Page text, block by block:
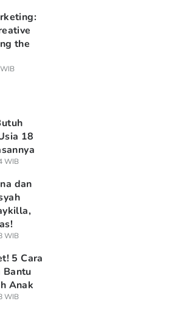
the
18
WIB
dan
WIB
5 Cara
Bantu
Anak
WIB